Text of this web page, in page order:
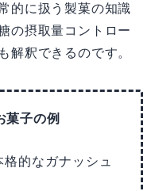
的に扱う製菓の知識
の摂取量コントロー
解釈できるのです。
菓子の例
的なガナッシュ